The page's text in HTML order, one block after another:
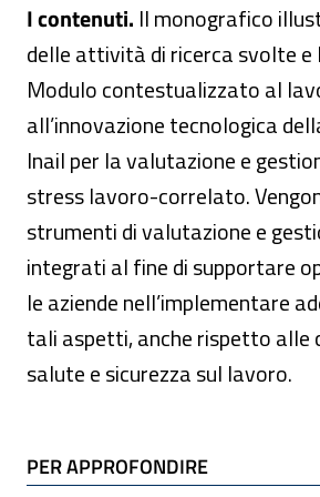
I contenuti. Il monografico
delle attività di ricerca svolte e
Modulo contestualizzato al
all’innovazione tecnologica
Inail per la valutazione e
stress lavoro-correlato.
strumenti di valutazione e
integrati al fine di supportare
le aziende nell’implementare
tali aspetti, anche rispetto alle
salute e sicurezza sul lavoro.
TI POTREBBE
PER APPROFONDIRE